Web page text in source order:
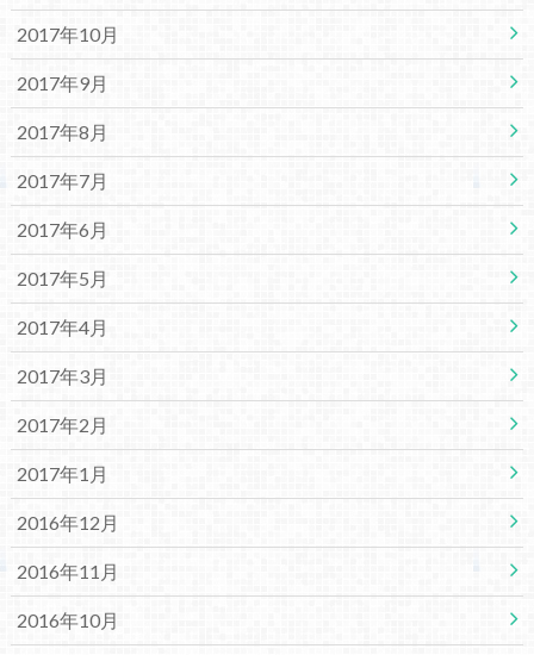
2017年10月
2017年9月
2017年8月
2017年7月
2017年6月
2017年5月
2017年4月
2017年3月
2017年2月
2017年1月
2016年12月
2016年11月
2016年10月